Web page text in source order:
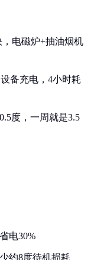
，电磁炉+抽油烟机
备充电，4小时耗
度，一周就是3.5
电30%
约8度待机损耗